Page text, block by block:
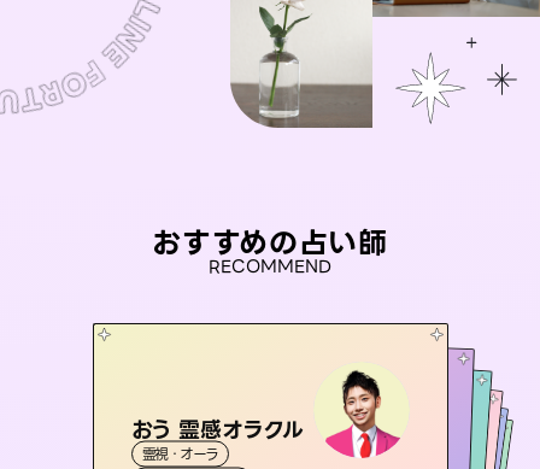
おすすめの占い師
RECOMMEND
おう 霊感オラクル
霊視・オーラアイリス -iris-
西洋占星術彗望
とうげんみう